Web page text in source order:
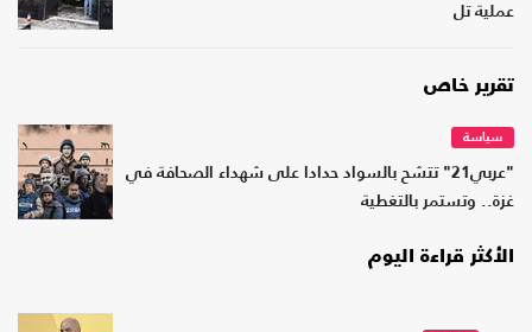
عملية تل
تقرير خاص
سياسة
"عربي21" تتشح بالسواد حدادا على شهداء الصحافة في
غزة.. وتستمر بالتغطية
الأكثر قراءة اليوم